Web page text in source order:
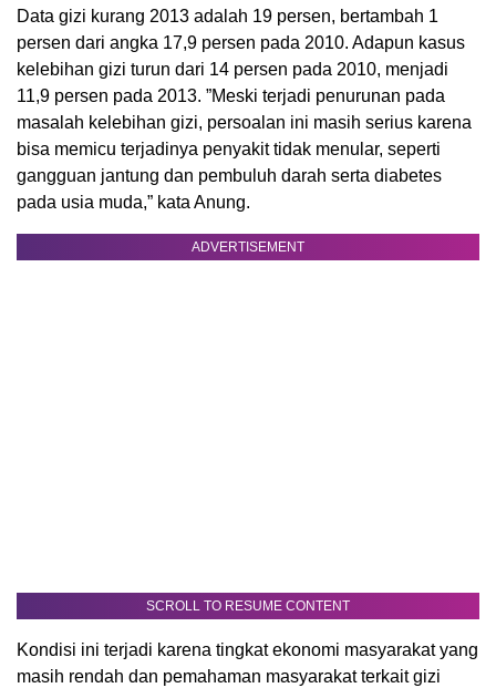
Data gizi kurang 2013 adalah 19 persen, bertambah 1
persen dari angka 17,9 persen pada 2010. Adapun kasus
kelebihan gizi turun dari 14 persen pada 2010, menjadi
11,9 persen pada 2013. ”Meski terjadi penurunan pada
masalah kelebihan gizi, persoalan ini masih serius karena
bisa memicu terjadinya penyakit tidak menular, seperti
gangguan jantung dan pembuluh darah serta diabetes
pada usia muda,” kata Anung.
ADVERTISEMENT
SCROLL TO RESUME CONTENT
Kondisi ini terjadi karena tingkat ekonomi masyarakat yang
masih rendah dan pemahaman masyarakat terkait gizi